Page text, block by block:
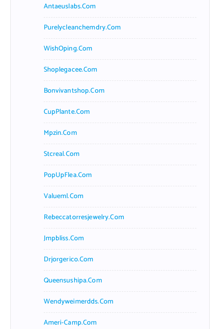
Antaeuslabs.com
Purelycleanchemdry.com
WishOping.com
Shoplegacee.com
Bonvivantshop.com
CupPlante.com
Mpzin.com
Stcreal.com
PopUpFlea.com
Valueml.com
Rebeccatorresjewelry.com
Jmpbliss.com
Drjorgerico.com
Queensushipa.com
Wendyweimerdds.com
Ameri-Camp.com